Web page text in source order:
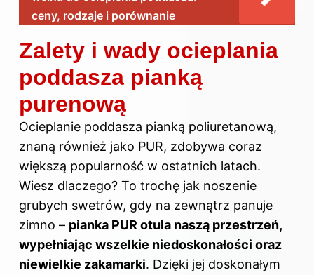
ceny, rodzaje i porównanie
Zalety i wady ocieplania
poddasza pianką
purenową
Ocieplanie poddasza pianką poliuretanową,
znaną również jako PUR, zdobywa coraz
większą popularność w ostatnich latach.
Wiesz dlaczego? To trochę jak noszenie
grubych swetrów, gdy na zewnątrz panuje
zimno – pianka PUR otula naszą przestrzeń,
wypełniając wszelkie niedoskonałości oraz
niewielkie zakamarki. Dzięki jej doskonałym